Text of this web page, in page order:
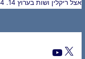
אצל ריקלין ושות בערוץ 14. 31/1/2024.